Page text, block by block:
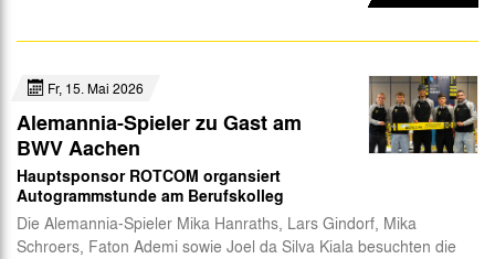
Fr, 15. Mai 2026
Alemannia-Spieler zu Gast am
BWV Aachen
Hauptsponsor ROTCOM organsiert
Autogrammstunde am Berufskolleg
Die Alemannia-Spieler Mika Hanraths, Lars Gindorf, Mika
Schroers, Faton Ademi sowie Joel da Silva Kiala besuchten die